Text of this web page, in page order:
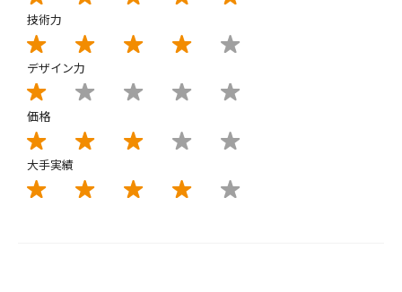
技術力
デザイン力
価格
大手実績